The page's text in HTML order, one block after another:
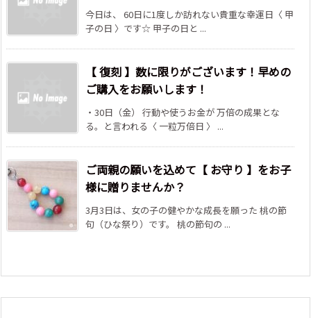
今日は、 60日に1度しか訪れない貴重な幸運日〈 甲
子の日 〉です☆ 甲子の日と ...
【 復刻 】数に限りがございます！早めの
ご購入をお願いします！
・30日（金） 行動や使うお金が 万倍の成果とな
る。と言われる〈 一粒万倍日 〉 ...
ご両親の願いを込めて【 お守り 】をお子
様に贈りませんか？
3月3日は、女の子の健やかな成長を願った 桃の節
句（ひな祭り）です。 桃の節句の ...